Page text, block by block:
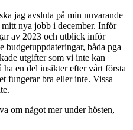
jag avsluta på min nuvarande
nya jobb i december. Inför
av 2023 och utblick inför
budgetuppdateringar, båda pga
utgifter som vi inte kan
en del insikter efter vårt första
fungerar bra eller inte. Vissa
om något mer under hösten,